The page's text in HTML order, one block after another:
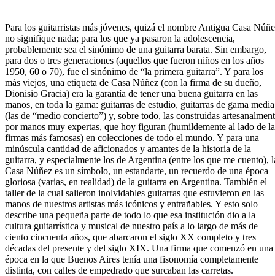
Para los guitarristas más jóvenes, quizá el nombre Antigua Casa
no signifique nada; para los que ya pasaron la adolescencia,
probablemente sea el sinónimo de una guitarra barata. Sin embargo,
para dos o tres generaciones (aquellos que fueron niños en los años
1950, 60 o 70), fue el sinónimo de “la primera guitarra”. Y para los
más viejos, una etiqueta de Casa Núñez (con la firma de su dueño,
Dionisio Gracia) era la garantía de tener una buena guitarra en las
manos, en toda la gama: guitarras de estudio, guitarras de gama media
(las de “medio concierto”) y, sobre todo, las construidas
por manos muy expertas, que hoy figuran (humildemente al lado de
firmas más famosas) en colecciones de todo el mundo. Y para una
minúscula cantidad de aficionados y amantes de la historia de la
guitarra, y especialmente los de Argentina (entre los que me cuento),
Casa Núñez es un símbolo, un estandarte, un recuerdo de una época
gloriosa (varias, en realidad) de la guitarra en Argentina. También el
taller de la cual salieron inolvidables guitarras que estuvieron en las
manos de nuestros artistas más icónicos y entrañables. Y esto solo
describe una pequeña parte de todo lo que esa institución dio a la
cultura guitarrística y musical de nuestro país a lo largo de más de
ciento cincuenta años, que abarcaron el siglo XX completo y tres
décadas del presente y del siglo XIX. Una firma que comenzó en una
época en la que Buenos Aires tenía una fisonomía completamente
distinta, con calles de empedrado que surcaban las carretas.